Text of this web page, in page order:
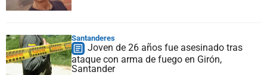
Santanderes
Joven de 26 años fue asesinado tras
ataque con arma de fuego en Girón,
Santander